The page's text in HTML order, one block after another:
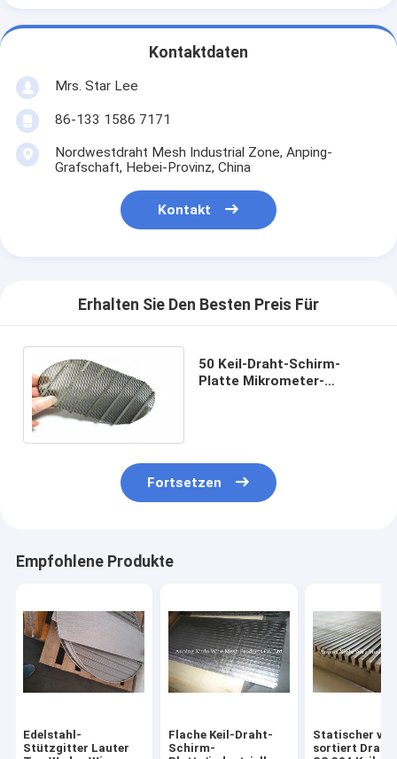
Kontaktdaten
Mrs. Star Lee
86-133 1586 7171
Nordwestdraht Mesh Industrial Zone, Anping-
Grafschaft, Hebei-Provinz, China
Kontakt
Erhalten Sie Den Besten Preis Für
50 Keil-Draht-Schirm-
Platte Mikrometer-
Fortsetzen
Empfohlene Produkte
Edelstahl-
Stützgitter Lauter
Flache Keil-Draht-
Schirm-
Statischer v-
sortiert